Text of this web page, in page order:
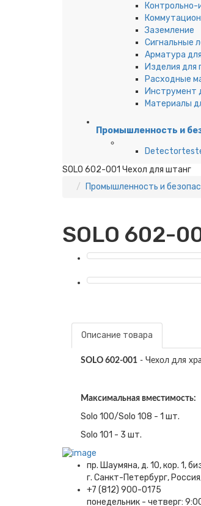
Контрольно-
Заземление
Сигнальные
Арматура
Изделия для
Расходные
Инструмент
Материалы
Промышленность и
SOLO 602-001 Чехол для штанг
Промышленность и
SOLO 602-
Описание товара
SOLO 602-001 - Чехол для
Максимальная вместимость:
Solo 100/Solo 108 - 1 шт.
Solo 101 - 3 шт.
пр. Шаумяна, д. 10, кор. 1,
г. Санкт-Петербург,
+7 (812) 900-0175
понедельник - четверг: